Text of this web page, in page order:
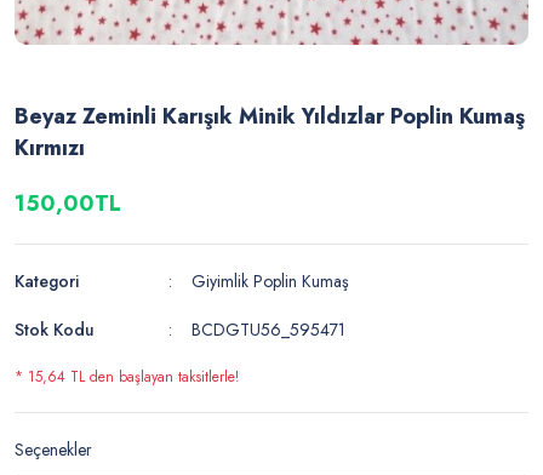
Beyaz Zeminli Karışık Minik Yıldızlar Poplin Kumaş
Kırmızı
150,00TL
Kategori
Giyimlik Poplin Kumaş
Stok Kodu
BCDGTU56_595471
* 15,64 TL den başlayan taksitlerle!
Seçenekler